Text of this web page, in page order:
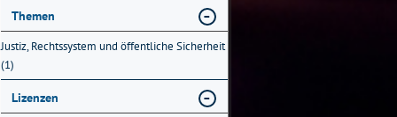
Themen
Justiz, Rechtssystem und öffentliche Sicherheit
(1)
Lizenzen